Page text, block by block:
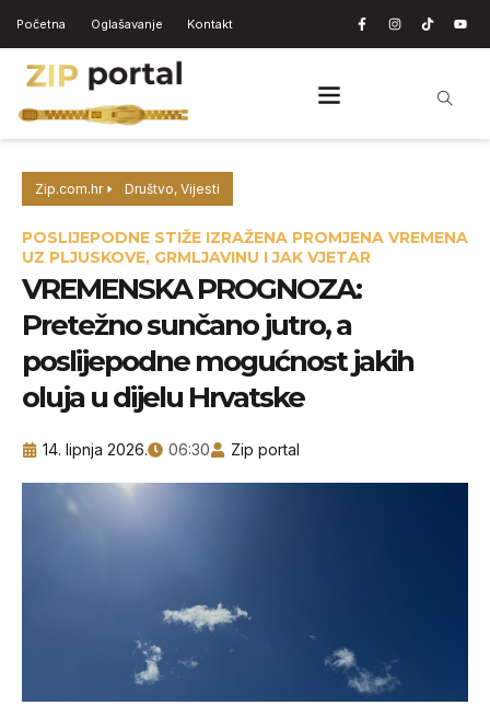
Početna Oglašavanje Kontakt
Zip.com.hr Društvo, Vijesti
POSLIJEPODNE STIŽE IZRAŽENA PROMJENA VREMENA
UZ PLJUSKOVE, GRMLJAVINU I JAK VJETAR
VREMENSKA PROGNOZA:
Pretežno sunčano jutro, a
poslijepodne mogućnost jakih
oluja u dijelu Hrvatske
14. lipnja 2026. 06:30 Zip portal